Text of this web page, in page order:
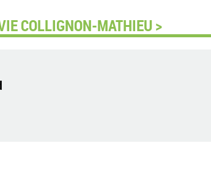
COLLIGNON-MATHIEU >